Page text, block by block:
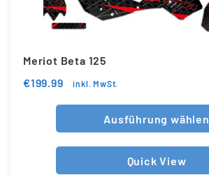
Meriot Beta 125
€199.99 inkl. MwSt.
Ausführung wählen
Quick View